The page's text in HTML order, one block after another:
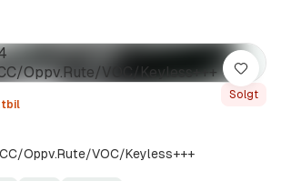
Solgt
Oppv.Rute/VOC/Keyless+++
Lagre